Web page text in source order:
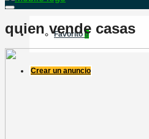
Favorito0
Crear un anuncio
quien vende casas